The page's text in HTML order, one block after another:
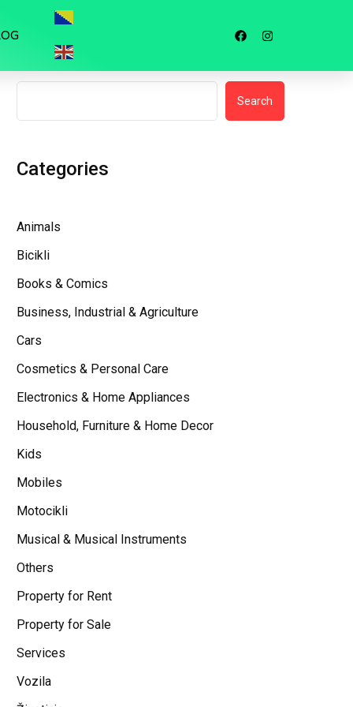
Search
Search
Categories
Animals
Bicikli
Books & Comics
Business, Industrial & Agriculture
Cars
Cosmetics & Personal Care
Electronics & Home Appliances
Household, Furniture & Home Decor
Kids
Mobiles
Motocikli
Musical & Musical Instruments
Others
Property for Rent
Property for Sale
Services
Vozila